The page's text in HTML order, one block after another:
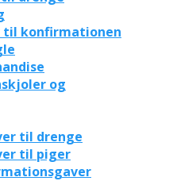
til konfirmationen
og
til drenge
til piger